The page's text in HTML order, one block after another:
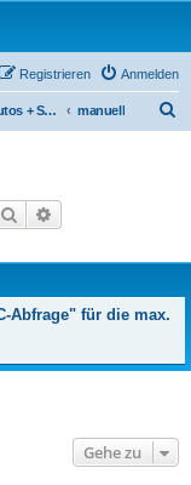
Anmelden
Registrieren
Autos + SoC-Abfragen manuell
Suche
Abfrage" für die max.
Gehe zu